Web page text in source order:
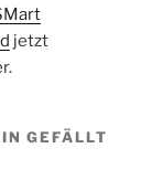
jetzt
GEFÄLLT